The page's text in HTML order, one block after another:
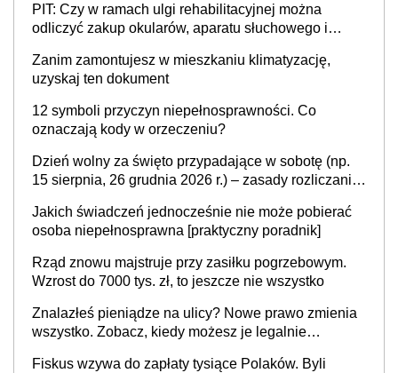
PIT: Czy w ramach ulgi rehabilitacyjnej można
odliczyć zakup okularów, aparatu słuchowego i
Zanim zamontujesz w mieszkaniu klimatyzację,
uzyskaj ten dokument
12 symboli przyczyn niepełnosprawności. Co
oznaczają kody w orzeczeniu?
Dzień wolny za święto przypadające w sobotę (np.
15 sierpnia, 26 grudnia 2026 r.) – zasady rozliczania
i administracja publiczna), najczęstsze pytania
Jakich świadczeń jednocześnie nie może pobierać
osoba niepełnosprawna [praktyczny poradnik]
Rząd znowu majstruje przy zasiłku pogrzebowym.
Wzrost do 7000 tys. zł, to jeszcze nie wszystko
Znalazłeś pieniądze na ulicy? Nowe prawo zmienia
wszystko. Zobacz, kiedy możesz je legalnie
Fiskus wzywa do zapłaty tysiące Polaków. Byli